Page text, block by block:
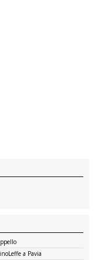
a Pavia